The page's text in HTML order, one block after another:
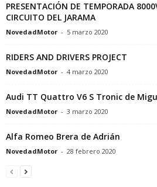
PRESENTACIÓN DE TEMPORADA
CIRCUITO DEL JARAMA
NovedadMotor - 5 marzo 2020
RIDERS AND DRIVERS PROJECT
NovedadMotor - 4 marzo 2020
Audi TT Quattro V6 S Tronic de
NovedadMotor - 3 marzo 2020
Alfa Romeo Brera de Adrián
NovedadMotor - 28 febrero 2020